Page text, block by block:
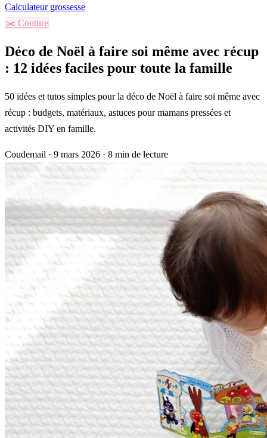
Calculateur grossesse
✂️ Couture
Déco de Noël à faire soi même avec récup
: 12 idées faciles pour toute la famille
50 idées et tutos simples pour la déco de Noël à faire soi même avec
récup : budgets, matériaux, astuces pour mamans pressées et
activités DIY en famille.
Coudemail · 9 mars 2026 · 8 min de lecture